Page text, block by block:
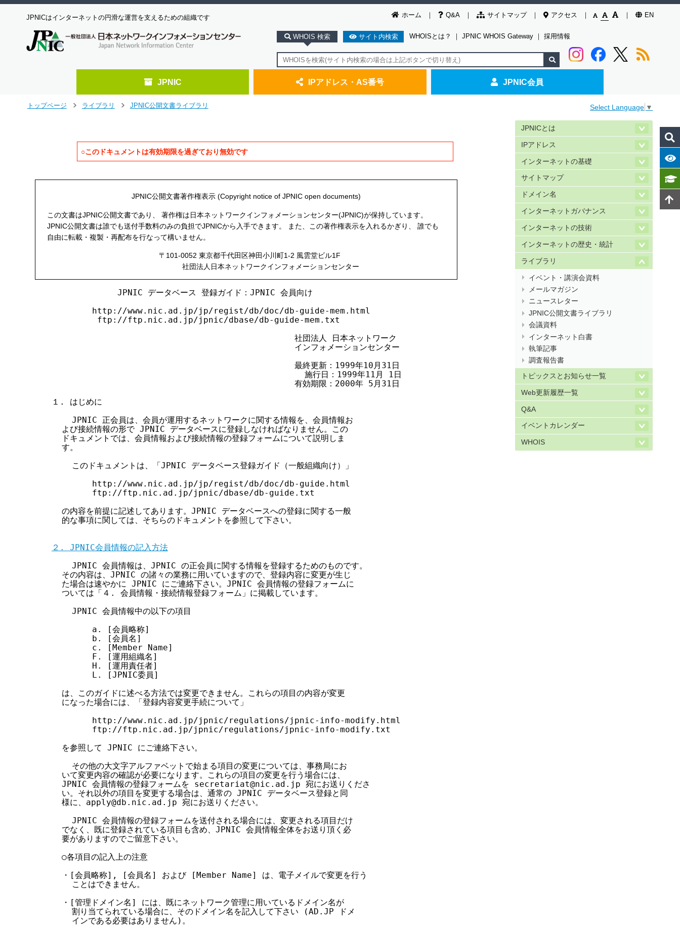
ホーム Q&A サイトマップ アクセス EN
JPNICはインターネットの円滑な運営を支えるための組織です
WHOIS 検索 サイト内検索 WHOISとは？ ｜ JPNIC WHOIS Gateway ｜ 採用情報
JPNIC IPアドレス・AS番号 JPNIC会員
トップページ
ライブラリ
JPNIC公開文書ライブラリ Select Language ▼
○このドキュメントは有効期限を過ぎており無効です
JPNIC公開文書著作権表示 (Copyright notice of JPNIC open documents)
この文書はJPNIC公開文書であり、 著作権は日本ネットワークインフォメーションセンター(JPNIC)が保持しています。
JPNIC公開文書は誰でも送付手数料のみの負担でJPNICから入手できます。 また、この著作権表示を入れるかぎり、 誰でも
自由に転載・複製・再配布を行なって構いません。
〒101-0052 東京都千代田区神田小川町1-2 風雲堂ビル1F
社団法人日本ネットワークインフォメーションセンター
             JPNIC データベース 登録ガイド：JPNIC 会員向け
        http://www.nic.ad.jp/jp/regist/db/doc/db-guide-mem.html
         ftp://ftp.nic.ad.jp/jpnic/dbase/db-guide-mem.txt
                                                社団法人 日本ネットワーク
                                                インフォメーションセンター
                                                最終更新：1999年10月31日
                                                  施行日：1999年11月 1日
                                                有効期限：2000年 5月31日
１. はじめに
    JPNIC 正会員は、会員が運用するネットワークに関する情報を、会員情報お
  よび接続情報の形で JPNIC データベースに登録しなければなりません。この
  ドキュメントでは、会員情報および接続情報の登録フォームについて説明しま
  す。
    このドキュメントは、「JPNIC データベース登録ガイド（一般組織向け）」
        http://www.nic.ad.jp/jp/regist/db/doc/db-guide.html
        ftp://ftp.nic.ad.jp/jpnic/dbase/db-guide.txt
  の内容を前提に記述してあります。JPNIC データベースへの登録に関する一般
  的な事項に関しては、そちらのドキュメントを参照して下さい。
２. JPNIC会員情報の記入方法
    JPNIC 会員情報は、JPNIC の正会員に関する情報を登録するためのものです。
  その内容は、JPNIC の諸々の業務に用いていますので、登録内容に変更が生じ
  た場合は速やかに JPNIC にご連絡下さい。JPNIC 会員情報の登録フォームに
  ついては「４. 会員情報・接続情報登録フォーム」に掲載しています。
    JPNIC 会員情報中の以下の項目
        a. [会員略称]
        b. [会員名]
        c. [Member Name]
        F. [運用組織名]
        H. [運用責任者]
        L. [JPNIC委員]
  は、このガイドに述べる方法では変更できません。これらの項目の内容が変更
  になった場合には、「登録内容変更手続について」
        http://www.nic.ad.jp/jpnic/regulations/jpnic-info-modify.html
        ftp://ftp.nic.ad.jp/jpnic/regulations/jpnic-info-modify.txt
  を参照して JPNIC にご連絡下さい。
    その他の大文字アルファベットで始まる項目の変更については、事務局にお
  いて変更内容の確認が必要になります。これらの項目の変更を行う場合には、
  JPNIC 会員情報の登録フォームを secretariat@nic
.ad.jp 宛にお送りくださ
  い。それ以外の項目を変更する場合は、通常の JPNIC データベース登録と同
  様に、apply@db.nic.ad.jp 宛にお送りください。
    JPNIC 会員情報の登録フォームを送付される場合には、変更される項目だけ
  でなく、既に登録されている項目も含め、JPNIC 会員情報全体をお送り頂く必
  要がありますのでご留意下さい。
  ○各項目の記入上の注意
  ・[会員略称], [会員名] および [Member Name] は、電子メイルで変更を行う
    ことはできません。
  ・[管理ドメイン名] には、既にネットワーク管理に用いているドメイン名が
    割り当てられている場合に、そのドメイン名を記入して下さい (AD.JP ドメ
    インである必要はありません)。
JPNICとは
IPアドレス
インターネットの基礎
サイトマップ
ドメイン名
インターネットガバナンス
インターネットの技術
インターネットの歴史・統計
ライブラリ
イベント・講演会資料
メールマガジン
ニュースレター
JPNIC公開文書ライブラリ
会議資料
インターネット白書
執筆記事
調査報告書
トピックスとお知らせ一覧
Web更新履歴一覧
Q&A
イベントカレンダー
WHOIS